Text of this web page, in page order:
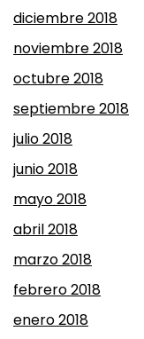
diciembre 2018
noviembre 2018
octubre 2018
septiembre 2018
julio 2018
junio 2018
mayo 2018
abril 2018
marzo 2018
febrero 2018
enero 2018